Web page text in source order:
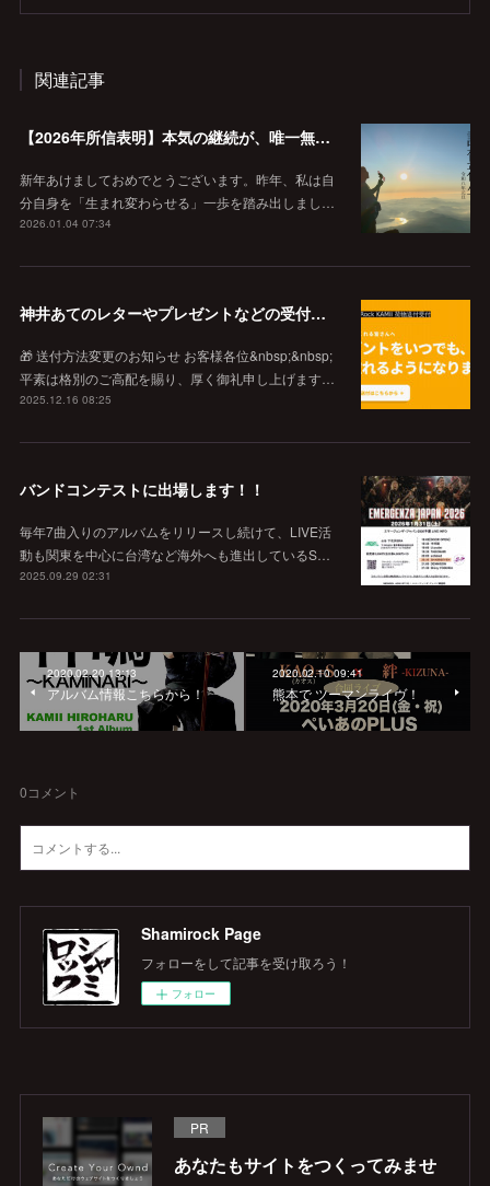
関連記事
【2026年所信表明】本気の継続が、唯一無二の価値を作る。
新年あけましておめでとうございます。昨年、私は自
分自身を「生まれ変わらせる」一歩を踏み出しまし…
2026.01.04 07:34
神井あてのレターやプレゼントなどの受付窓口
🎁 送付方法変更のお知らせ お客様各位&nbsp;&nbsp;
平素は格別のご高配を賜り、厚く御礼申し上げます…
2025.12.16 08:25
バンドコンテストに出場します！！
毎年7曲入りのアルバムをリリースし続けて、LIVE活
動も関東を中心に台湾など海外へも進出しているS…
2025.09.29 02:31
2020.02.20 13:13
アルバム情報こちらから！
2020.02.10 09:41
熊本で ツーマンライヴ！
0コメント
Shamirock Page
フォローをして記事を受け取ろう！
フォロー
PR
あなたもサイトをつくってみませ